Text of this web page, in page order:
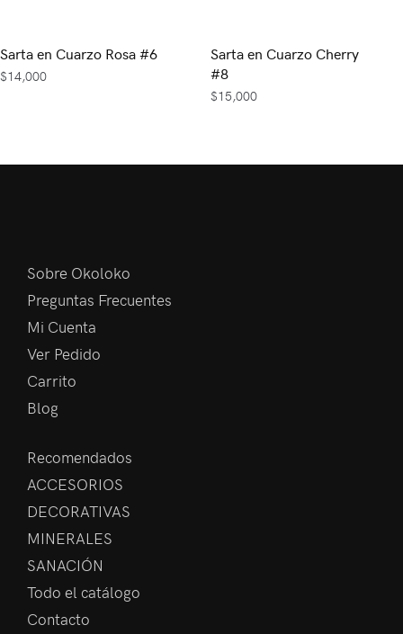
Sarta en Cuarzo Rosa #6
$14,000
Sarta en Cuarzo Cherry
#8
$15,000
Sobre Okoloko
Preguntas Frecuentes
Mi Cuenta
Ver Pedido
Carrito
Blog
Recomendados
ACCESORIOS
DECORATIVAS
MINERALES
SANACIÓN
Todo el catálogo
Contacto